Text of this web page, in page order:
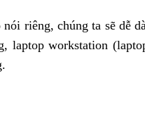
riêng, chúng ta sẽ dễ
laptop workstation